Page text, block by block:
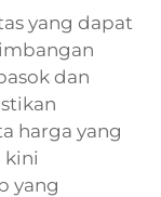
yang dapat
dan
harga yang
kini
yang